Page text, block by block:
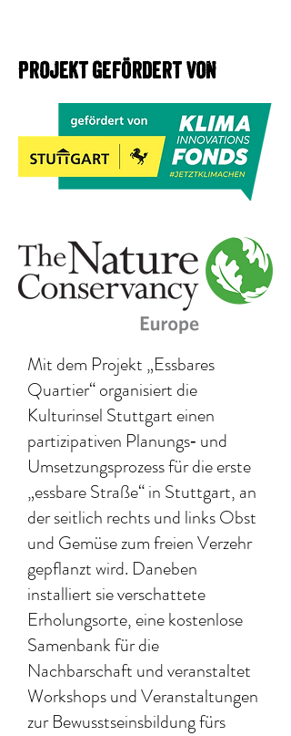
wieTomaten,Kartoffeln, Kohlund
hrenharmoniert sie perfekt
mitLauchundZwiebeln(vertreibt die
Möhren- und Zwiebelfliege).
Im Obstgarten:Ideal als
Unterpflanzung
für Beerensträucher und in den
Im Gemüsebeet:Sie ist eine ideale
Nachbarin für Erdbeeren, da sie dort
Bodenmüdigkeit entgegenwirkt. Auch
zu Zucchini und Kürbis passt sie
Projekt gefördert von
Mit dem Projekt „Essbares
Quartier“ organisiert die
Kulturinsel Stuttgart einen
partizipativen Planungs‐ und
Umsetzungsprozess für die erste
„essbare Straße“ in Stuttgart, an
der seitlich rechts und links Obst
und Gemüse zum freien Verzehr
gepflanzt wird. Daneben
installiert sie verschattete
Erholungsorte, eine kostenlose
Samenbank für die
Nachbarschaft und veranstaltet
Workshops und Veranstaltungen
zur Bewusstseinsbildung fürs